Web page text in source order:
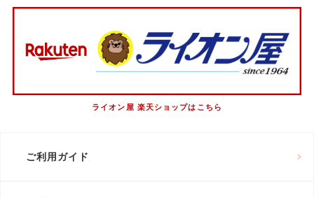
ライオン屋 楽天ショップはこちら
ご利用ガイド